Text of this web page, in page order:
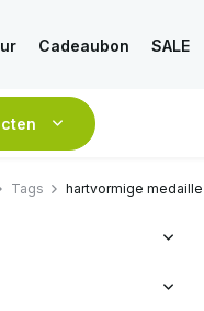
Cadeaubon SALE
verzending vanaf 50€
Tags hartvormige medaille